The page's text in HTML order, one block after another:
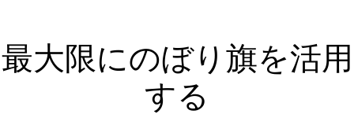
最大限にのぼり旗を活用
する